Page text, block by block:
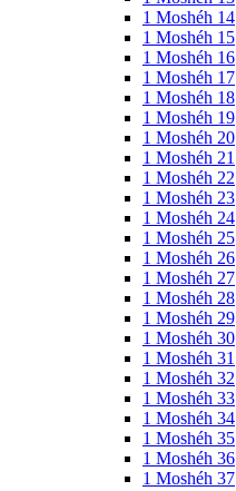
1 Moshéh 14
1 Moshéh 15
1 Moshéh 16
1 Moshéh 17
1 Moshéh 18
1 Moshéh 19
1 Moshéh 20
1 Moshéh 21
1 Moshéh 22
1 Moshéh 23
1 Moshéh 24
1 Moshéh 25
1 Moshéh 26
1 Moshéh 27
1 Moshéh 28
1 Moshéh 29
1 Moshéh 30
1 Moshéh 31
1 Moshéh 32
1 Moshéh 33
1 Moshéh 34
1 Moshéh 35
1 Moshéh 36
1 Moshéh 37